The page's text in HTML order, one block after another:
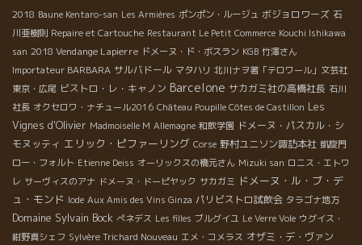
2018 Baune Kentaro-san Les Armières ポンポン・ルージュ ボジョロワーズ 石
川亜樹則 Repaire et Cartouche Restaurant Le Petit Commerce Kouchi Ishikawa
san 2018 Vendange Lapierre ドメーヌ・ド・ボスラン KGB 竹澤さん
Importateur BARBARA サルバドール マタハリ 北川ナヲ著「テロワール」文芸社
東京・広尾 ビストロ・レ・キャノン Barcelone サカガミ社の高橋社長 石川
社長 オクセロワ・ナチュール2016 Château Poupille Côtes de Castillon Les
Vignes d'Olivier Madmoiselle M Allemagne 和飲学園 ドメーヌ・パスカル・シ
モヌッティ エリック・ピファーリング Corse 野村ユニソン諏訪本社 凱旋門
ロー・フォルト Etienne Deiss オーリックスの橋元さん Mizuki san ロニス・エトワ
レ サーヴィスのアナ ドメーヌ・ドーピヤック サカガミ ドメーヌ・ル・ブ・デ
ュ・モンド Iode Aux Amis des Vins Ginza パリビストロ試飲会 タラゴナ地方
Domaine Sylvain Bock ぺネデス Les filles ブルグイユ Le Verre Vole ウグイス・
紺野真シェフ Sylvère Trichard Nouveau エメ・コメラス オザミ・デ・ヴァン